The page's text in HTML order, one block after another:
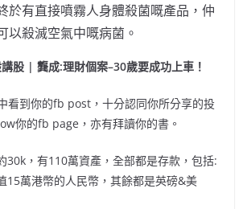
於有直接噴霧人身體殺菌嘅產品，仲
以殺滅空氣中嘅病菌。
股 | 龔成:理財個案–30歲要成功上車！
看到你的fb post，十分認同你所分享的投
你的fb page，亦有拜讀你的書。
30k，有110萬資產，全部都是存款，包括:
15萬港幣的人民幣，其餘都是英磅&美